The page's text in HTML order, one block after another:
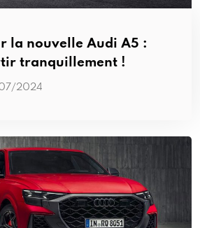
la nouvelle Audi A5 :
tranquillement !
07/2024